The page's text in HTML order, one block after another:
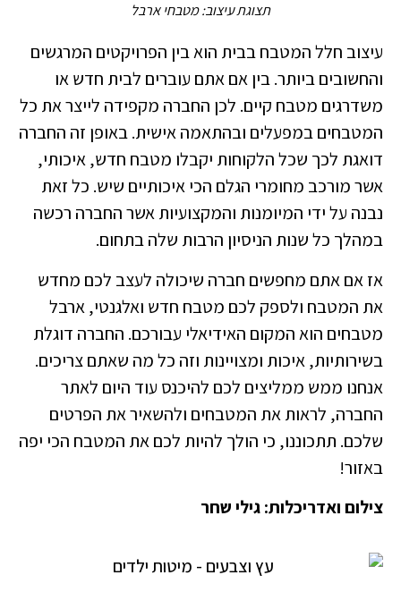
תצוגת עיצוב: מטבחי ארבל
עיצוב חלל המטבח בבית הוא בין הפרויקטים המרגשים
והחשובים ביותר. בין אם אתם עוברים לבית חדש או
משדרגים מטבח קיים. לכן החברה מקפידה לייצר את כל
המטבחים במפעלים ובהתאמה אישית. באופן זה החברה
דואגת לכך שכל הלקוחות יקבלו מטבח חדש, איכותי,
אשר מורכב מחומרי הגלם הכי איכותיים שיש. כל זאת
נבנה על ידי המיומנות והמקצועיות אשר החברה רכשה
במהלך כל שנות הניסיון הרבות שלה בתחום.
אז אם אתם מחפשים חברה שיכולה לעצב לכם מחדש
את המטבח ולספק לכם מטבח חדש ואלגנטי, ארבל
מטבחים הוא המקום האידיאלי עבורכם. החברה דוגלת
בשירותיות, איכות ומצויינות וזה כל מה שאתם צריכים.
אנחנו ממש ממליצים לכם להיכנס עוד היום לאתר
החברה, לראות את המטבחים ולהשאיר את הפרטים
שלכם. תתכוננו, כי הולך להיות לכם את המטבח הכי יפה
באזור!
צילום ואדריכלות: גילי שחר